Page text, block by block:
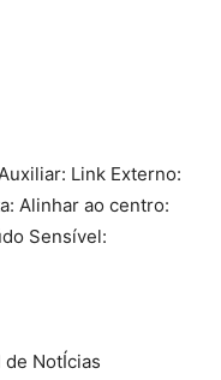
Link Externo:
Alinhar ao centro:
Sensível:
de NotÍcias